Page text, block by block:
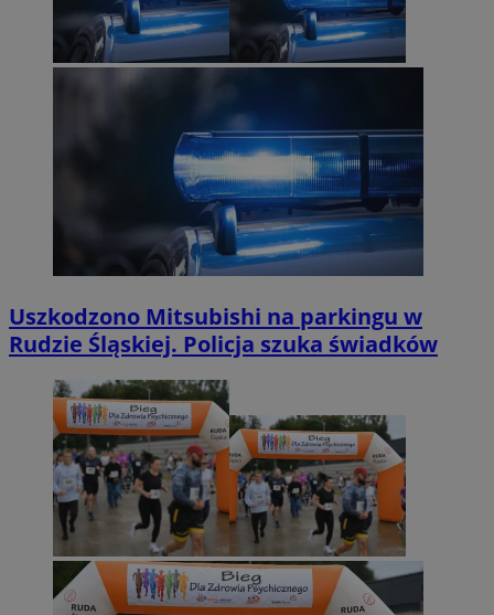
Uszkodzono Mitsubishi na parkingu w
Rudzie Śląskiej. Policja szuka świadków